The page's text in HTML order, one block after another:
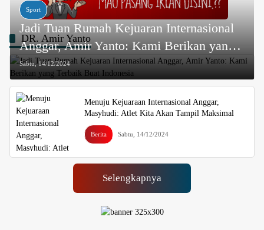
DR. Amir Yanto
Sport
Jadi Tuan Rumah Kejuaran Internasional
Anggar, Amir Yanto: Kami Berikan yang
Terbaik Buat Indonesia
Sabtu, 14/12/2024
Menuju Kejuaraan Internasional Anggar,
Masyhudi: Atlet Kita Akan Tampil Maksimal
Berita Sabtu, 14/12/2024
Selengkapnya